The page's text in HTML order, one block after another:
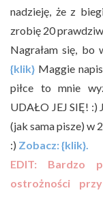
nadzieję, że z
zrobię 20
Nagrałam się, bo
{klik} Maggie
piłce to mnie
UDAŁO JEJ SIĘ! :)
(jak sama pisze) w
:) Zobacz: {klik}.
EDIT: Bardzo
ostrożności